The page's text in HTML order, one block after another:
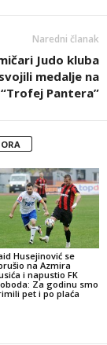
Naredni članak
Judo kluba
medalje na
Pantera”
Husejinović se
na Azmira
i napustio FK
Za godinu smo
pet i po plaća